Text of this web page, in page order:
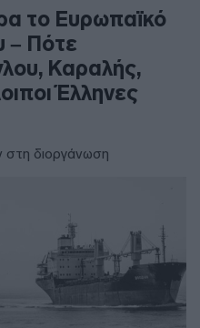
το Ευρωπαϊκό
– Πότε
Καραλής,
Έλληνες
στη διοργάνωση